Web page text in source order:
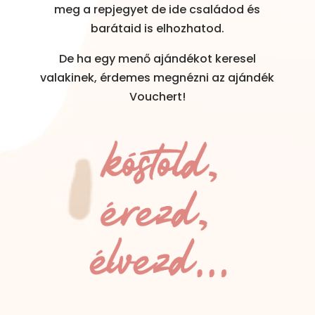
meg a repjegyet de ide családod és
barátaid is elhozhatod.
De ha egy menő ajándékot keresel
valakinek, érdemes megnézni az ajándék
Vouchert!